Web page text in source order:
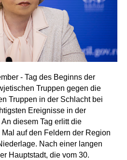
- Tag des Beginns der
Truppen gegen die
Truppen in der Schlacht bei
Ereignisse in der
diesem Tag erlitt die
auf den Feldern der Region
Nach einer langen
Hauptstadt, die vom 30.